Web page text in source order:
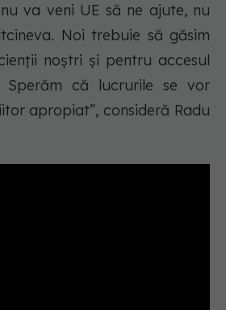
va veni UE să ne ajute, nu
Noi trebuie să găsim
noștri și pentru accesul
Sperăm că lucrurile se vor
apropiat”, consideră Radu